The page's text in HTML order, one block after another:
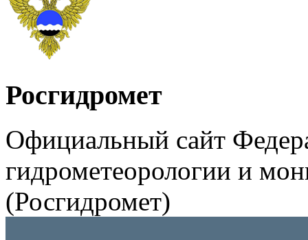
Росгидромет
Официальный сайт
гидрометеорологии и
(Росгидромет)